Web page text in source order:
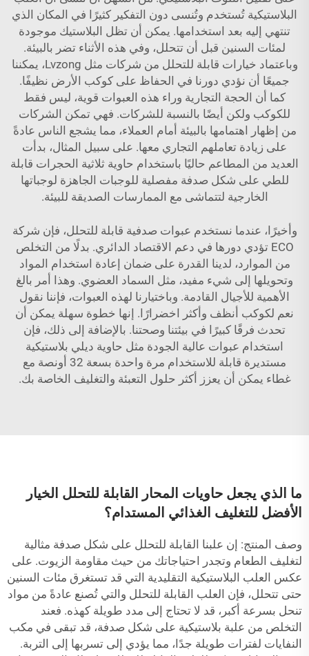
البلاستيكية تُستخدم وتُنسى دون التفكير كثيرًا في المكان الذي
تنتهي إليه بعد استخدامها. يمكن أن تظل البلاستيك موجودة
لمئات السنين قبل أن تتحلل، وفي هذه الأثناء تضر بالبيئة.
وباعتماد خيارات قابلة للتحلل من شركات مثل Lvzong، يمكننا
جميعًا أن نؤدي دورنا في الحفاظ على كوكب الأرض نظيفًا.
كما أن الحجة التجارية وراء هذه العبوات قوية، ليس فقط
للكوكب ولكن أيضًا بالنسبة للشركات. فهي تمكن الشركات
من إظهار اهتمامها بالبيئة أمام العملاء، مما يشجع الناس عادةً
على زيادة تعاملهم التجاري معها. على سبيل المثال، بدأت
العديد من المطاعم حاليًا باستخدام حاوية ثلاثية الحجرات قابلة
للطي على شكل صدفة مفصلية للوجبات الجاهزة لوجباتها
الخارجية لتتماشى مع الممارسات الصديقة للبيئة.
وأخيرًا، عندما نستخدم عبوات صدفية قابلة للتحلل، فإن شركة
ECO تؤدي دورها في دعم الاقتصاد الدائري. بدلًا من التخلص
من الموارد، لدينا القدرة على ضمان إعادة استخدام المواد
وتحويلها إلى شيء مفيد، مثل السماد العضوي. وهذا أمر بالغ
الأهمية للأجيال القادمة. وباختيارنا لهذه العبوات، فإننا نقول
نعم لكوكب أنظف وأكثر اخضرارًا. إنها خطوة سهلة يمكن أن
تحدث فرقًا كبيرًا في بيئتنا وصحتنا. بالإضافة إلى ذلك، فإن
استخدام عبوات عالية الجودة مثل حاوية ديلي بلاستيكية
مستديرة قابلة للاستخدام مرة واحدة بسعة 32 أونصة مع
غطاء يمكن أن يعزز أكثر حلول التعبئة والتغليف الخاصة بك.
ما الذي يجعل حاويات المحار القابلة للتحلل الخيار
الأفضل للتغليف الغذائي المستدام؟
وصف المنتج: إن علبنا القابلة للتحلل على شكل صدفة مثالية
لتغليف الطعام وتجدر احتياجاتك من حيث مقاومة الزيوت. على
عكس العلب البلاستيكية التقليدية التي قد تستغرق مئات السنين
حتى تتحلل، فإن العلب القابلة للتحلل والتي تُصنع عادةً من مواد
تنحل بسرعة أكبر، قد لا تحتاج إلى مدد طويلة كهذه. فعند
التخلص من علبة بلاستيكية على شكل صدفة، قد تبقى في مكب
النفايات لفترات طويلة جدًا، مما يؤدي إلى تسربها إلى التربة.